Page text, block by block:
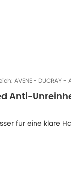
Pickel und
AVENE - DUCRAY -
Anti-
für eine klare